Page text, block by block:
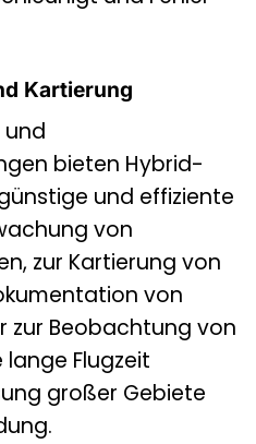
Kartierung
und
bieten Hybrid-
und effiziente
von
zur Kartierung von
von
zur Beobachtung von
Flugzeit
großer Gebiete